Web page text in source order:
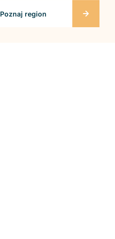
Poznaj region